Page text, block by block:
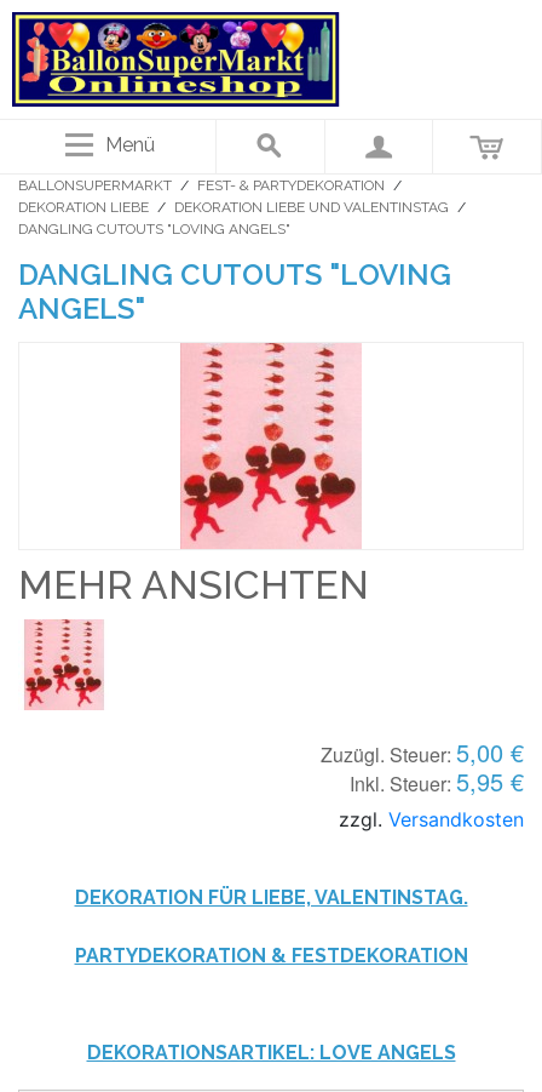
Menü
BALLONSUPERMARKT / FEST- & PARTYDEKORATION /
DEKORATION LIEBE / DEKORATION LIEBE UND VALENTINSTAG /
DANGLING CUTOUTS "LOVING ANGELS"
DANGLING CUTOUTS "LOVING
ANGELS"
MEHR ANSICHTEN
Zuzügl. Steuer: 5,00 €
Inkl. Steuer: 5,95 €
zzgl. Versandkosten
DEKORATION FÜR LIEBE, VALENTINSTAG.
PARTYDEKORATION & FESTDEKORATION
DEKORATIONSARTIKEL: LOVE ANGELS